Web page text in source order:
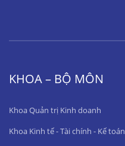
KHOA – BỘ MÔN
Khoa Quản trị Kinh doanh
Khoa Kinh tế - Tài chính - Kế toán